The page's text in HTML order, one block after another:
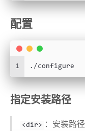
配置
1 ./configure
指定安装路径
<dir> ：安装路径